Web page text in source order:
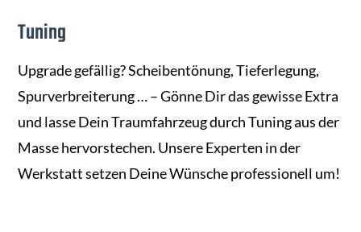
Tuning
Upgrade gefällig? Scheibentönung, Tieferlegung,
Spurverbreiterung … – Gönne Dir das gewisse Extra
und lasse Dein Traumfahrzeug durch Tuning aus der
Masse hervorstechen. Unsere Experten in der
Werkstatt setzen Deine Wünsche professionell um!